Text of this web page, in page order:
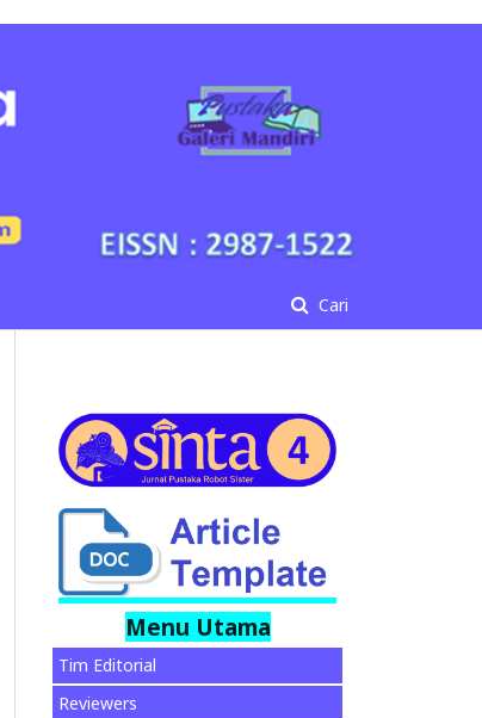
Cari
Menu Utama
Tim Editorial
Reviewers